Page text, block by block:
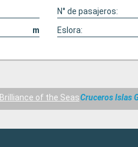
N° de pasajeros:
m Eslora:
Brilliance of the SeasCruceros Islas